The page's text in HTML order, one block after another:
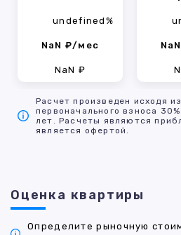
undefined%
NaN ₽/мес
NaN ₽
Расчет произведен исходя
первоначального взноса
лет. Расчеты являются
является офертой.
Оценка квартиры
Определите рыночную